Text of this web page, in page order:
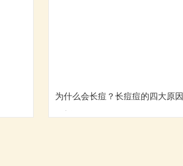
为什么会长痘？长痘痘的四大原因